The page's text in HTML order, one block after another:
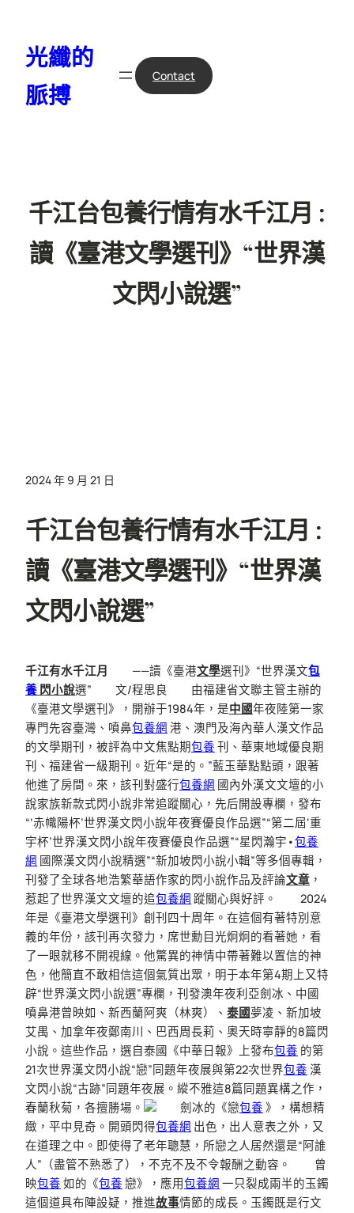
光纖的
脈搏
Contact
千江台包養行情有水千江月 :
讀《臺港文學選刊》“世界漢
文閃小說選”
2024 年 9 月 21 日
千江台包養行情有水千江月 :
讀《臺港文學選刊》“世界漢
文閃小說選”
千江有水千江月 ——讀《臺港文學選刊》“世界漢文包
養 閃小說選” 文/程思良 由福建省文聯主管主辦的
《臺港文學選刊》，開辦于1984年，是中國年夜陸第一家
專門先容臺灣、噴鼻包養網 港、澳門及海內華人漢文作品
的文學期刊，被評為中文焦點期包養 刊、華東地域優良期
刊、福建省一級期刊。近年“是的。”藍玉華點點頭，跟著
他進了房間。來，該刊對盛行包養網 國內外漢文文壇的小
說家族新款式閃小說非常追蹤關心，先后開設專欄，發布
“‘赤幟陽杯’世界漢文閃小說年夜賽優良作品選”“第二屆‘重
宇杯’世界漢文閃小說年夜賽優良作品選”“星閃瀚宇•包養
網 國際漢文閃小說精選”“新加坡閃小說小輯”等多個專輯，
刊發了全球各地浩繁華語作家的閃小說作品及評論文章 ，
惹起了世界漢文文壇的追包養網 蹤關心與好評。 2024
年是《臺港文學選刊》創刊四十周年。在這個有著特別意
義的年份，該刊再次發力，席世勳目光炯炯的看著她，看
了一眼就移不開視線。他驚異的神情中帶著難以置信的神
色，他簡直不敢相信這個氣質出眾，明于本年第4期上又特
辟“世界漢文閃小說選”專欄，刊發澳年夜利亞劍冰、中國
噴鼻港曾映如、新西蘭阿爽（林爽）、 泰國夢凌、新加坡
艾禺、加拿年夜鄭南川、巴西周長莉、奧天時寧靜的8篇閃
小說。這些作品，選自泰國《中華日報》上發布包養 的第
21次世界漢文閃小說“戀”同題年夜展與第22次世界包養 漢
文閃小說“古跡”同題年夜展。縱不雅這8篇同題異構之作，
春蘭秋菊，各擅勝場。
劍冰的《戀包養 》，構想精
緻，平中見奇。開頭閃得包養網 出色，出人意表之外，又
在道理之中。即使得了老年聰慧，所戀之人居然還是“阿誰
人”（盡管不熟悉了），不克不及不令報酬之動容。 曾
映包養 如的《包養 戀》，應用包養網 一只裂成兩半的玉鐲
這個道具布陣設疑，推進故事情節的成長。玉鐲既是行文